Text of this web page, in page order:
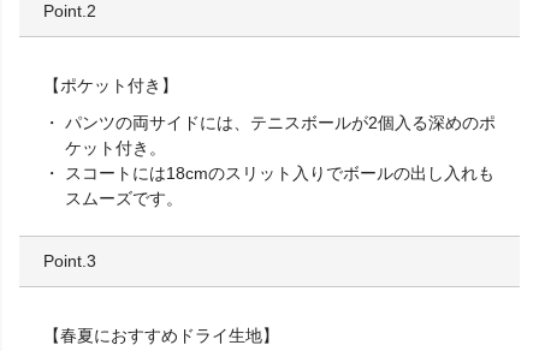
Point.2
【ポケット付き】
パンツの両サイドには、テニスボールが2個入る深めのポ
ケット付き。
スコートには18cmのスリット入りでボールの出し入れも
スムーズです。
Point.3
【春夏におすすめドライ生地】